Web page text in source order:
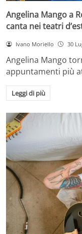
Angelina Mango a
canta nei teatri
Ivano Moriello 30
Angelina Mango
appuntamenti più
Leggi di più